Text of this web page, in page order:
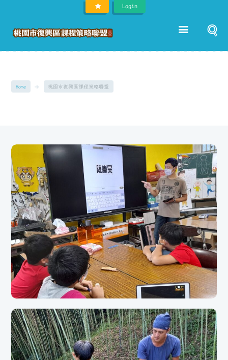
Login
Home 桃園市復興區課程策略聯盟
111年運算思維成果－創意手作課程｜三民國小